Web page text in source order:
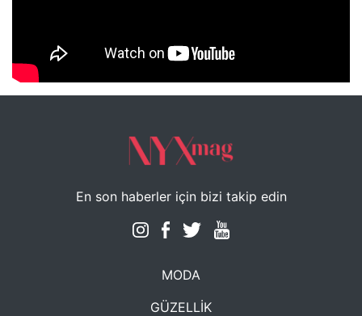
NYXmag 2. Yaş Kutlama Etkinliği
En son haberler için bizi takip edin
MODA
GÜZELLİK